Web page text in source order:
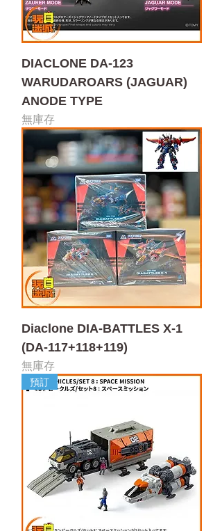
DIACLONE DA-123
WARUDAROARS (JAGUAR)
ANODE TYPE
無庫存
Diaclone DIA-BATTLES X-1
(DA-117+118+119)
無庫存
預訂